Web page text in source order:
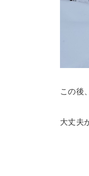
この後
大丈夫